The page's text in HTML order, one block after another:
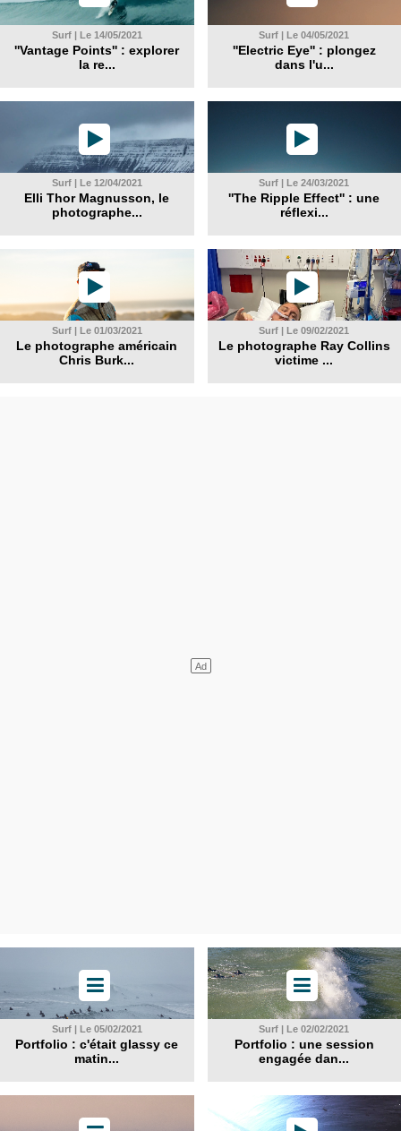
Surf | Le 14/05/2021
''Vantage Points'' : explorer
la re...
Surf | Le 04/05/2021
''Electric Eye'' : plongez
dans l'u...
Surf | Le 12/04/2021
Elli Thor Magnusson, le
photographe...
Surf | Le 24/03/2021
''The Ripple Effect'' : une
réflexi...
Surf | Le 01/03/2021
Le photographe américain
Chris Burk...
Surf | Le 09/02/2021
Le photographe Ray Collins
victime ...
Surf | Le 05/02/2021
Portfolio : c'était glassy ce
matin...
Surf | Le 02/02/2021
Portfolio : une session
engagée dan...